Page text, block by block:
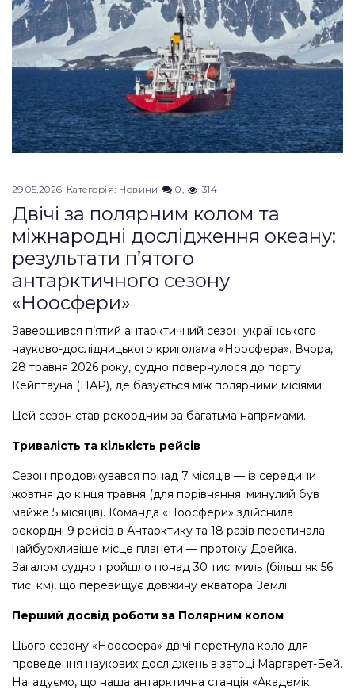
29.05.2026 Категорія: Новини 0 314
Двічі за полярним колом та
міжнародні дослідження океану:
результати п’ятого
антарктичного сезону
«Ноосфери»
Завершився п’ятий антарктичний сезон українського
науково-дослідницького криголама «Ноосфера». Вчора,
28 травня 2026 року, судно повернулося до порту
Кейптауна (ПАР), де базується між полярними місіями.
Цей сезон став рекордним за багатьма напрямами.
Тривалість та кількість рейсів
Сезон продовжувався понад 7 місяців — із середини
жовтня до кінця травня (для порівняння: минулий був
майже 5 місяців). Команда «Ноосфери» здійснила
рекордні 9 рейсів в Антарктику та 18 разів перетинала
найбурхливіше місце планети — протоку Дрейка.
Загалом судно пройшло понад 30 тис. миль (більш як 56
тис. км), що перевищує довжину екватора Землі.
Перший досвід роботи за Полярним колом
Цього сезону «Ноосфера» двічі перетнула коло для
проведення наукових досліджень в затоці Маргарет-Бей.
Нагадуємо, що наша антарктична станція «Академік